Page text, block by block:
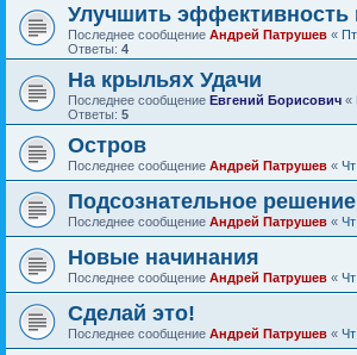
Улучшить эффективность
Последнее сообщение Андрей Патрушев «
Ответы: 4
На крыльях Удачи
Последнее сообщение Евгений Борисович «
Ответы: 5
Остров
Последнее сообщение Андрей Патрушев «
Подсознательное
Последнее сообщение Андрей Патрушев «
Новые начинания
Последнее сообщение Андрей Патрушев «
Сделай это!
Последнее сообщение Андрей Патрушев «